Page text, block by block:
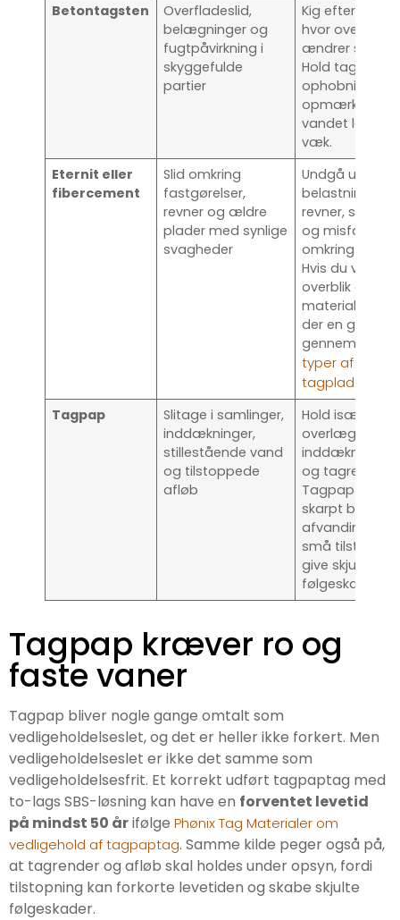
Betontagsten
Overfladeslid,
belægninger og
fugtpåvirkning i
skyggefulde
partier
Kig efter
hvor
ændrer sig
Hold
ophobninger,
opmærksom
vandet løber
væk.
Eternit eller
fibercement
Slid omkring
fastgørelser,
revner og ældre
plader med synlige
svagheder
Undgå unødig
belastning. Se
revner, skæve
og
omkring
Hvis du vil
overblik over
materialerne,
der en god
gennemgang
typer af
tagplader
Tagpap
Slitage i samlinger,
inddækninger,
stillestående vand
og tilstoppede
afløb
Hold især øje
overlæg,
inddækninger,
og tagrender.
Tagpap
skarpt blik på
afvanding,
små
give skjulte
følgeskader.
Tagpap kræver ro og
faste vaner
Tagpap bliver nogle gange omtalt som
vedligeholdelseslet, og det er heller ikke forkert. Men
vedligeholdelseslet er ikke det samme som
vedligeholdelsesfrit. Et korrekt udført tagpaptag med
to-lags SBS-løsning kan have en forventet levetid
på mindst 50 årifølge Phønix Tag Materialer om
vedligehold af tagpaptag. Samme kilde peger også på,
at tagrender og afløb skal holdes under opsyn, fordi
tilstopning kan forkorte levetiden og skabe skjulte
følgeskader.